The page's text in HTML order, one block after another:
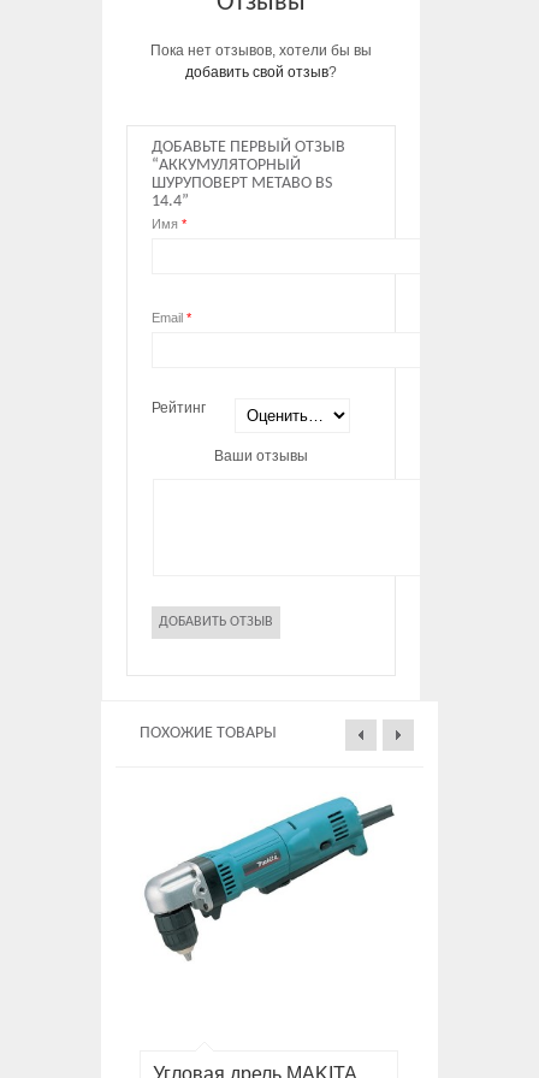
Пока нет отзывов, хотели бы вы
добавить свой отзыв?
ДОБАВЬТЕ ПЕРВЫЙ ОТЗЫВ
“АККУМУЛЯТОРНЫЙ
ШУРУПОВЕРТ METABO BS
14.4”
Имя *
Email *
Рейтинг
Ваши отзывы
ПОХОЖИЕ ТОВАРЫ
Угловая дрель MAKITA